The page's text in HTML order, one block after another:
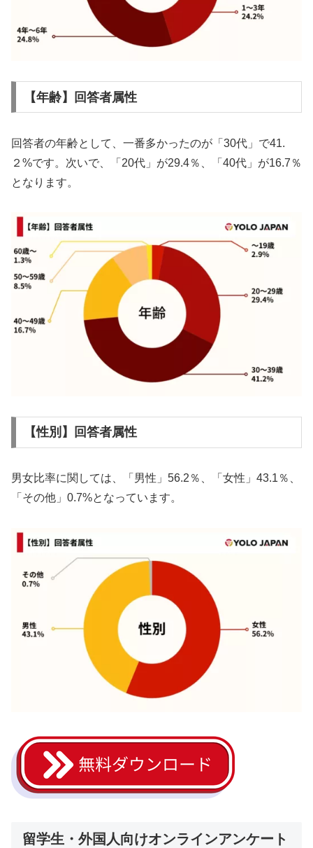
【年齢】回答者属性
回答者の年齢として、一番多かったのが「30代」で41.
２%です。次いで、「20代」が29.4％、「40代」が16.7％
となります。
【性別】回答者属性
男女比率に関しては、「男性」56.2％、「女性」43.1％、
「その他」0.7%となっています。
留学生・外国人向けオンラインアンケート